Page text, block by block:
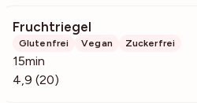
Fruchtriegel
Glutenfrei Vegan Zuckerfrei
15min
4,9 (20)